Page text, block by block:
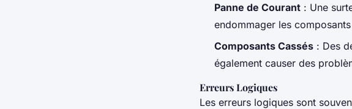
Panne de Courant : Une
endommager les
Composants Cassés : Des
également causer des
Erreurs Logiques
Les erreurs logiques sont